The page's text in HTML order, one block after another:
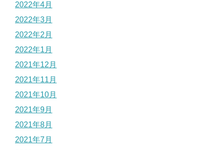
2022年4月
2022年3月
2022年2月
2022年1月
2021年12月
2021年11月
2021年10月
2021年9月
2021年8月
2021年7月